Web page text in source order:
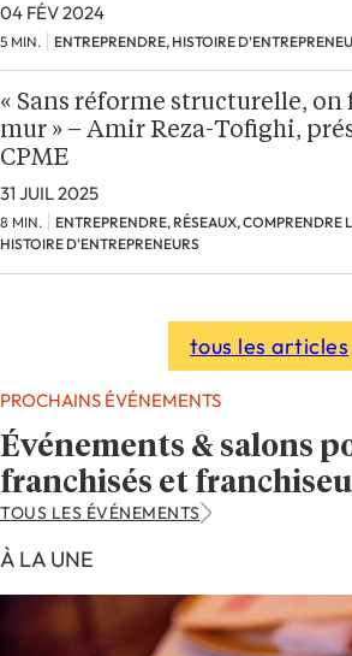
04 FÉV 2024
5 MIN. ENTREPRENDRE, HISTOIRE
« Sans réforme structurelle, on
mur » – Amir Reza-Tofighi,
CPME
31 JUIL 2025
8 MIN.
ENTREPRENDRE, RÉSEAUX, COMPRENDRE
HISTOIRE D'ENTREPRENEURS
tous les articles
PROCHAINS ÉVÉNEMENTS
Événements & salons
franchisés et
TOUS LES ÉVÉNEMENTS
À LA UNE